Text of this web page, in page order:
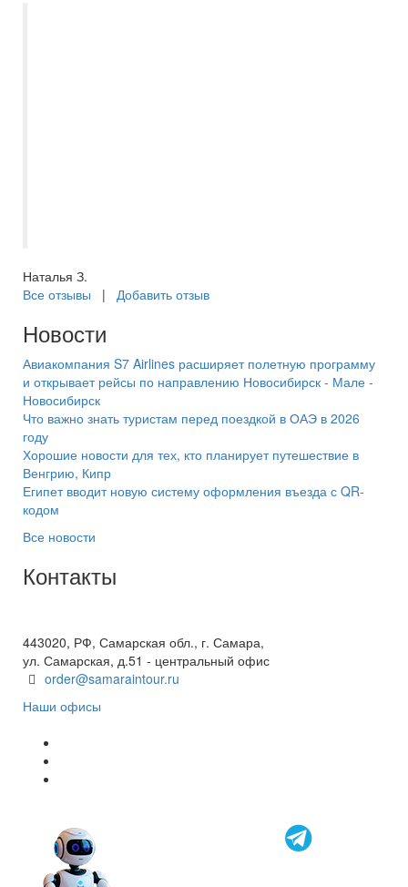
Наталья З.
Все отзывы | Добавить отзыв
Новости
Авиакомпания S7 Airlines расширяет полетную программу
и открывает рейсы по направлению Новосибирск - Мале -
Новосибирск
Что важно знать туристам перед поездкой в ОАЭ в 2026
году
Хорошие новости для тех, кто планирует путешествие в
Венгрию, Кипр
Египет вводит новую систему оформления въезда с QR-
кодом
Все новости
Контакты
443020, РФ, Самарская обл., г. Самара,
ул. Самарская, д.51 - центральный офис
order@samaraintour.ru
Наши офисы